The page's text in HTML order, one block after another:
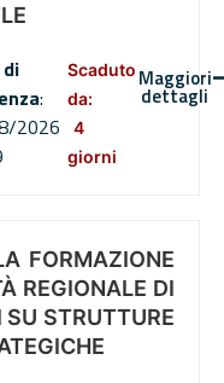
:
2026
Scaduto
da:
4
giorni
Maggiori
dettagli
FORMAZIONE
REGIONALE DI
STRUTTURE